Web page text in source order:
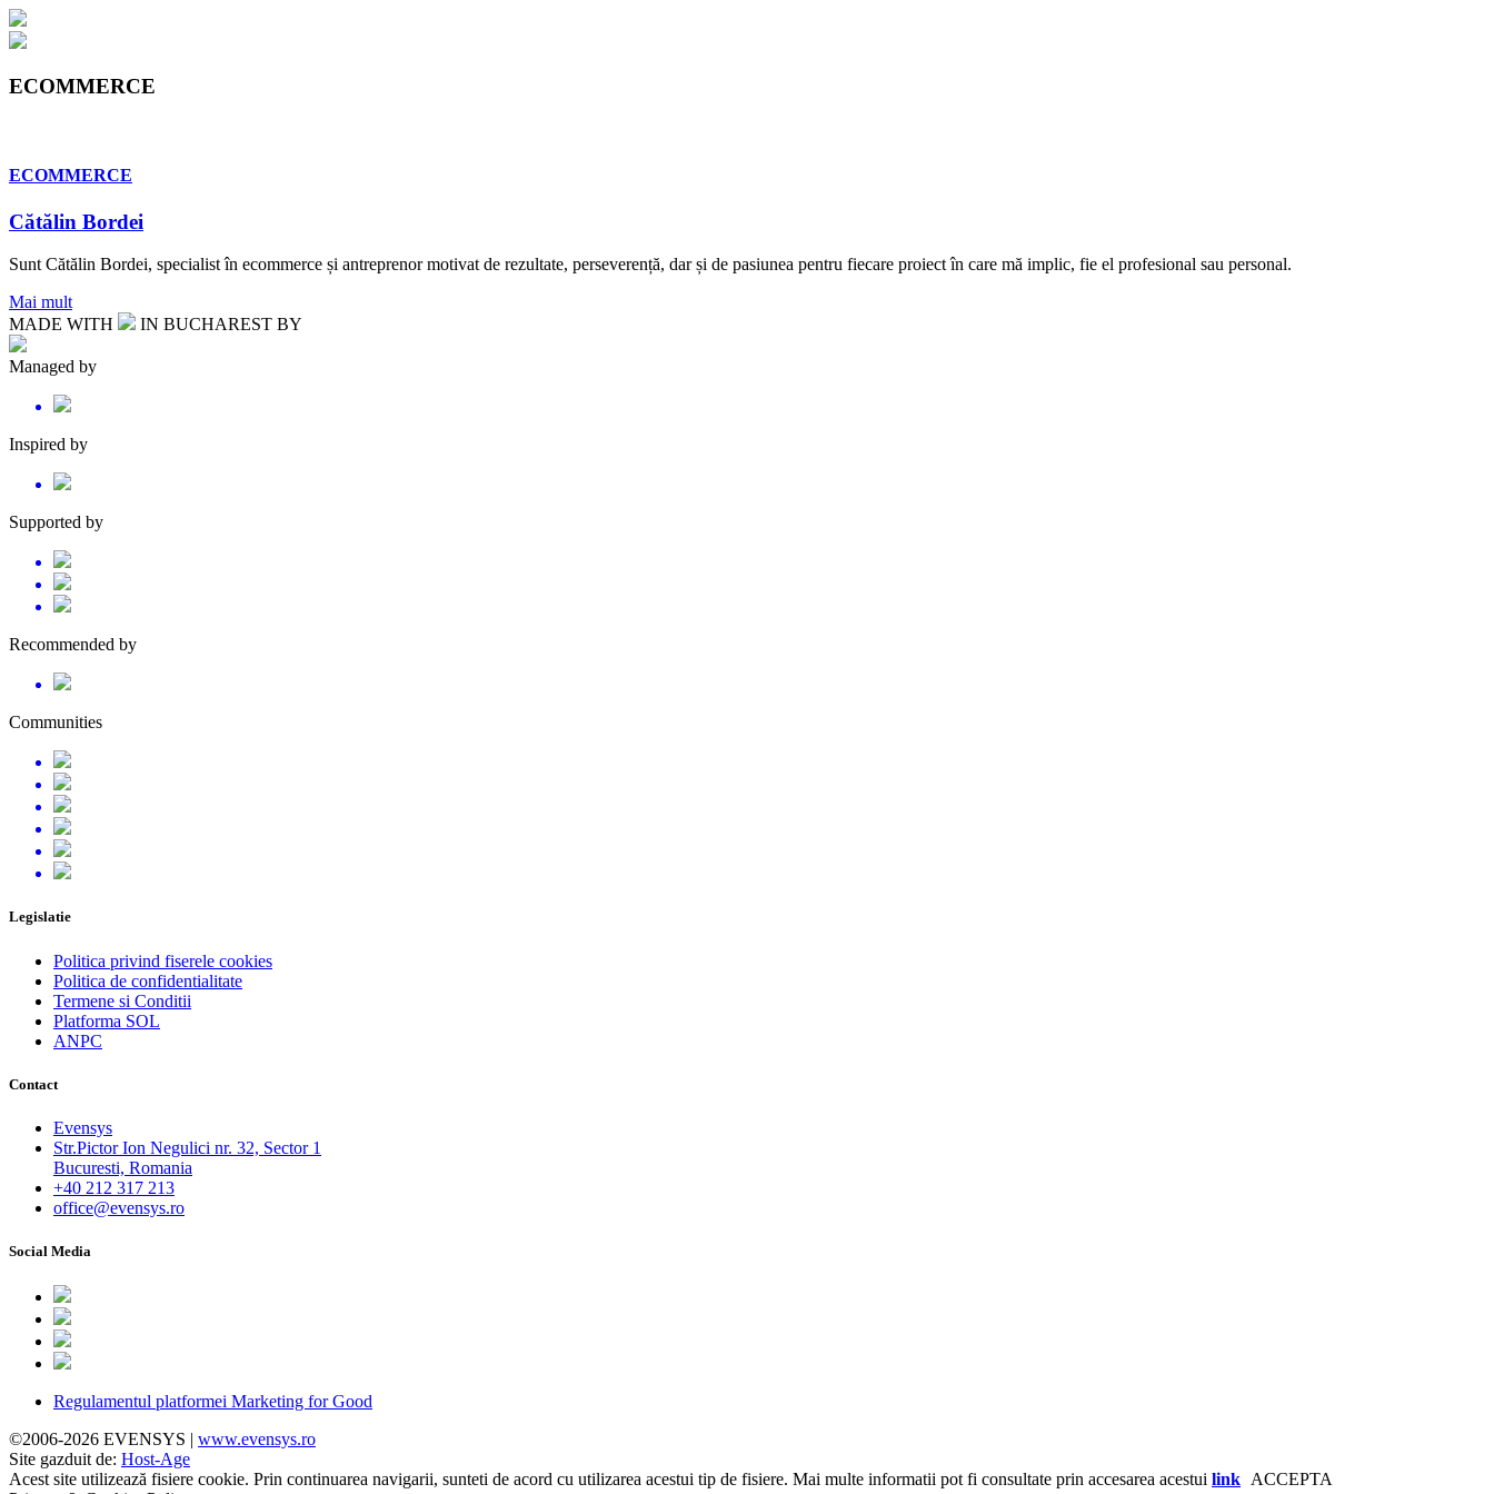
ECOMMERCE
ECOMMERCE
Cătălin Bordei
Sunt Cătălin Bordei, specialist în ecommerce și antreprenor motivat de rezultate, perseverență, dar și de pasiunea pentru fiecare proiect în care mă implic, fie el profesional sau personal.
Mai mult
MADE WITH
IN BUCHAREST BY
Managed by
Inspired by
Supported by
Recommended by
Communities
Legislatie
Politica privind fiserele cookies
Politica de confidentialitate
Termene si Conditii
Platforma SOL
ANPC
Contact
Evensys
Str.Pictor Ion Negulici nr. 32, Sector 1
Bucuresti, Romania
+40 212 317 213
office@evensys.ro
Social Media
Regulamentul platformei Marketing for Good
©2006-2026 EVENSYS | www.evensys.ro
Site gazduit de: Host-Age
Acest site utilizează fisiere cookie. Prin continuarea navigarii, sunteti de acord cu utilizarea acestui tip de fisiere. Mai multe informatii pot fi consultate prin accesarea acestui link ACCEPTA